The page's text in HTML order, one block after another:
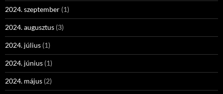
2024. szeptember (1)
2024. augusztus (3)
2024. július (1)
2024. június (1)
2024. május (2)